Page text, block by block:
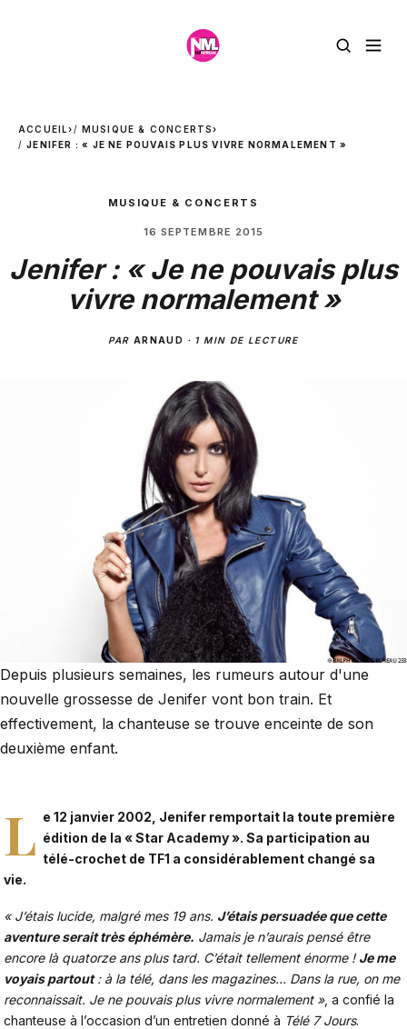
ACCUEIL› MUSIQUE & CONCERTS›
JENIFER : « JE NE POUVAIS PLUS VIVRE NORMALEMENT »
MUSIQUE & CONCERTS
16 SEPTEMBRE 2015
Jenifer : « Je ne pouvais plus
vivre normalement »
PAR ARNAUD · 1 MIN DE LECTURE
Depuis plusieurs semaines, les rumeurs autour d'une
nouvelle grossesse de Jenifer vont bon train. Et
effectivement, la chanteuse se trouve enceinte de son
deuxième enfant.
L e 12 janvier 2002, Jenifer remportait la toute première
édition de la « Star Academy ». Sa participation au
télé-crochet de TF1 a considérablement changé sa
vie.
« J’étais lucide, malgré mes 19 ans. J’étais persuadée que cette
aventure serait très éphémère. Jamais je n’aurais pensé être
encore là quatorze ans plus tard. C’était tellement énorme ! Je me
voyais partout: à la télé, dans les magazines… Dans la rue, on me
reconnaissait. Je ne pouvais plus vivre normalement », a confié la
chanteuse à l’occasion d’un entretien donné à Télé 7 Jours.